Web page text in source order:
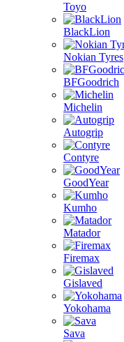
Toyo
BlackLion
Nokian Tyres
BFGoodrich
Michelin
Autogrip
Contyre
GoodYear
Kumho
Matador
Firemax
Gislaved
Yokohama
Sava